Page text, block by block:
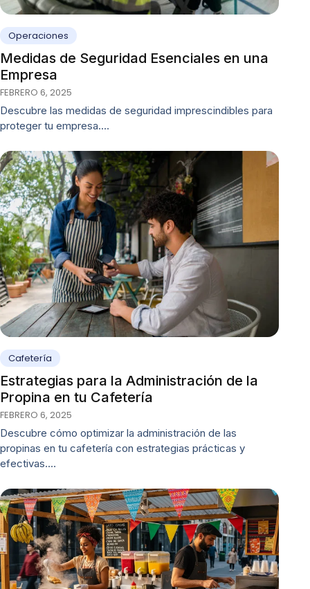
Operaciones
Medidas de Seguridad Esenciales en una
Empresa
FEBRERO 6, 2025
Descubre las medidas de seguridad imprescindibles para
proteger tu empresa.…
Cafetería
Estrategias para la Administración de la
Propina en tu Cafetería
FEBRERO 6, 2025
Descubre cómo optimizar la administración de las
propinas en tu cafetería con estrategias prácticas y
efectivas.…